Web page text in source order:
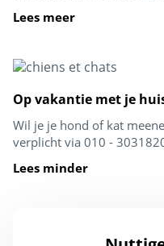
Lees meer
Op vakantie met je
Wil je je hond of kat
verplicht via 010 -
Lees minder